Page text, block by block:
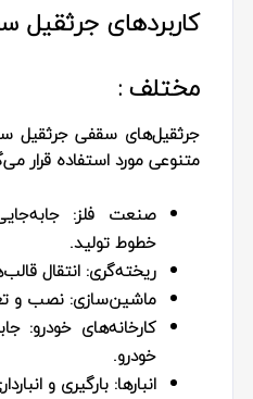
کاربردهای جرثقیل
مختلف :
جرثقیل‌های سقفی جرثقیل
متنوعی مورد استفاده قرار
صنعت فلز:
خطوط تولید.
ریخته‌گری: انتقال
ماشین‌سازی: نصب و
کارخانه‌های خودرو:
خودرو.
انبارها: بارگیری و